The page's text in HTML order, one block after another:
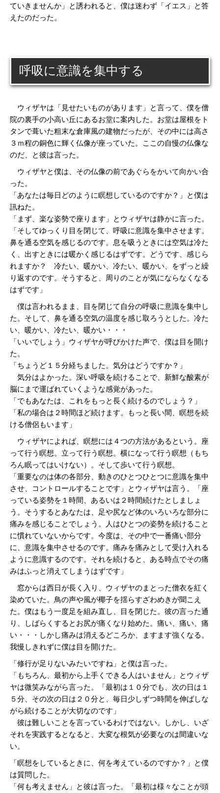
ていきませんか」と誘われると、僕は迷わず「イエス」と答
えたのだった。
呼吸に意識を集中する
ウィザヤは「見せたいものがあります」と言って、僕を僧
院の裏手の小高い丘にあるお堂に案内した。お堂は屋根をト
タンで葺いた粗末な倉庫風の建物だったが、その中には高さ
３ｍ程の銅色に輝く仏像が座っていた。ここの自慢の仏像な
のだ、と彼は言った。
ウィザヤと僕は、その仏像の前であぐらをかいて向かい合
った。
「あなたは毎日どのように瞑想しているのですか？」と僕は
訊ねた。
「まず、楽な姿勢で座ります」とウィザヤは静かに言った。
「そしてゆっくり目を閉じて、呼吸に意識を集中させます。
鼻を通る空気を感じるのです。息を吸うときには空気は冷た
く、出すときには暖かく感じるはずです。どうです、感じら
れますか？ 冷たい、暖かい、冷たい、暖かい、をずっと繰
り返すのです。そうすると、周りのことが気にならなくなる
はずです」
僕は言われるまま、目を閉じて自分の呼吸に意識を集中し
た。そして、鼻を通る空気の温度を感じ取ろうとした。冷た
い、暖かい、冷たい、暖かい・・・
「いいでしょう」ウィザヤが呼びかけた声で、僕は目を開け
た。
「ちょうど１５分経ちました。気分はどうですか？」
気分はよかった。深い呼吸を続けることで、新鮮な酸素が
脳にまで運ばれていくような感覚があった。
「でもあなたは、これをもっと長く続けるのでしょう？」
「私の場合は２時間ほど続けます。もっと長い間、瞑想を続
ける僧侶もいます」
ウィザヤによれば、瞑想には４つの方法があるという。座
って行う瞑想。立って行う瞑想。横になって行う瞑想（もち
ろん眠ってはいけない）。そして歩いて行う瞑想。
「重要なのは体の各部分、動きのひとつひとつに意識を集中
させ、コントロールすることです」とウィザヤは言う。「座
っている姿勢を１時間、あるいは２時間続けたとしましょ
う。そうするとあなたは、足や尻など体のいろいろな部分に
痛みを感じることでしょう。人はひとつの姿勢を続けること
に慣れていないからです。今度は、その中で一番痛い部分
に、意識を集中させるのです。痛みを痛みとして受け入れる
ように意識するのです。それを続けると、ある時点でその痛
みはふっと消えてしまうはずです」
窓からは西日が長く入り、ウィザヤのまとった僧衣を紅く
染めていた。鳥の声や風が椰子を揺らすざわめきが聞こえ
た。僕はもう一度足を組み直し、目を閉じた。彼の言った通
り、しばらくするとお尻が痛くなり始めた。痛い、痛い、痛
い・・・しかし痛みは消えるどころか、ますます強くなる。
我慢しきれずに僕は目を開けた。
「修行が足りないみたいですね」と僕は言った。
「もちろん、最初から上手くできる人はいません」とウィザ
ヤは微笑みながら言った。「最初は１０分でも、次の日は１
５分、その次の日は２０分と、毎日少しずつ時間を伸ばしな
がら続けることが大切なのです」
彼は難しいことを言っているわけではない。しかし、いざ
それを実践するとなると、大変な根気が必要なのは間違いな
い。
「瞑想をしているときに、何を考えているのですか？」と僕
は質問した。
「何も考えません」と彼は言った。「最初は様々なことが頭